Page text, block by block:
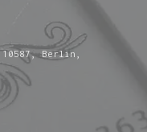
Berlin,